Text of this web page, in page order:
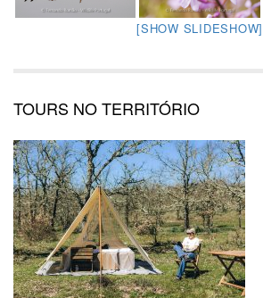
[SHOW SLIDESHOW]
TOURS NO TERRITÓRIO